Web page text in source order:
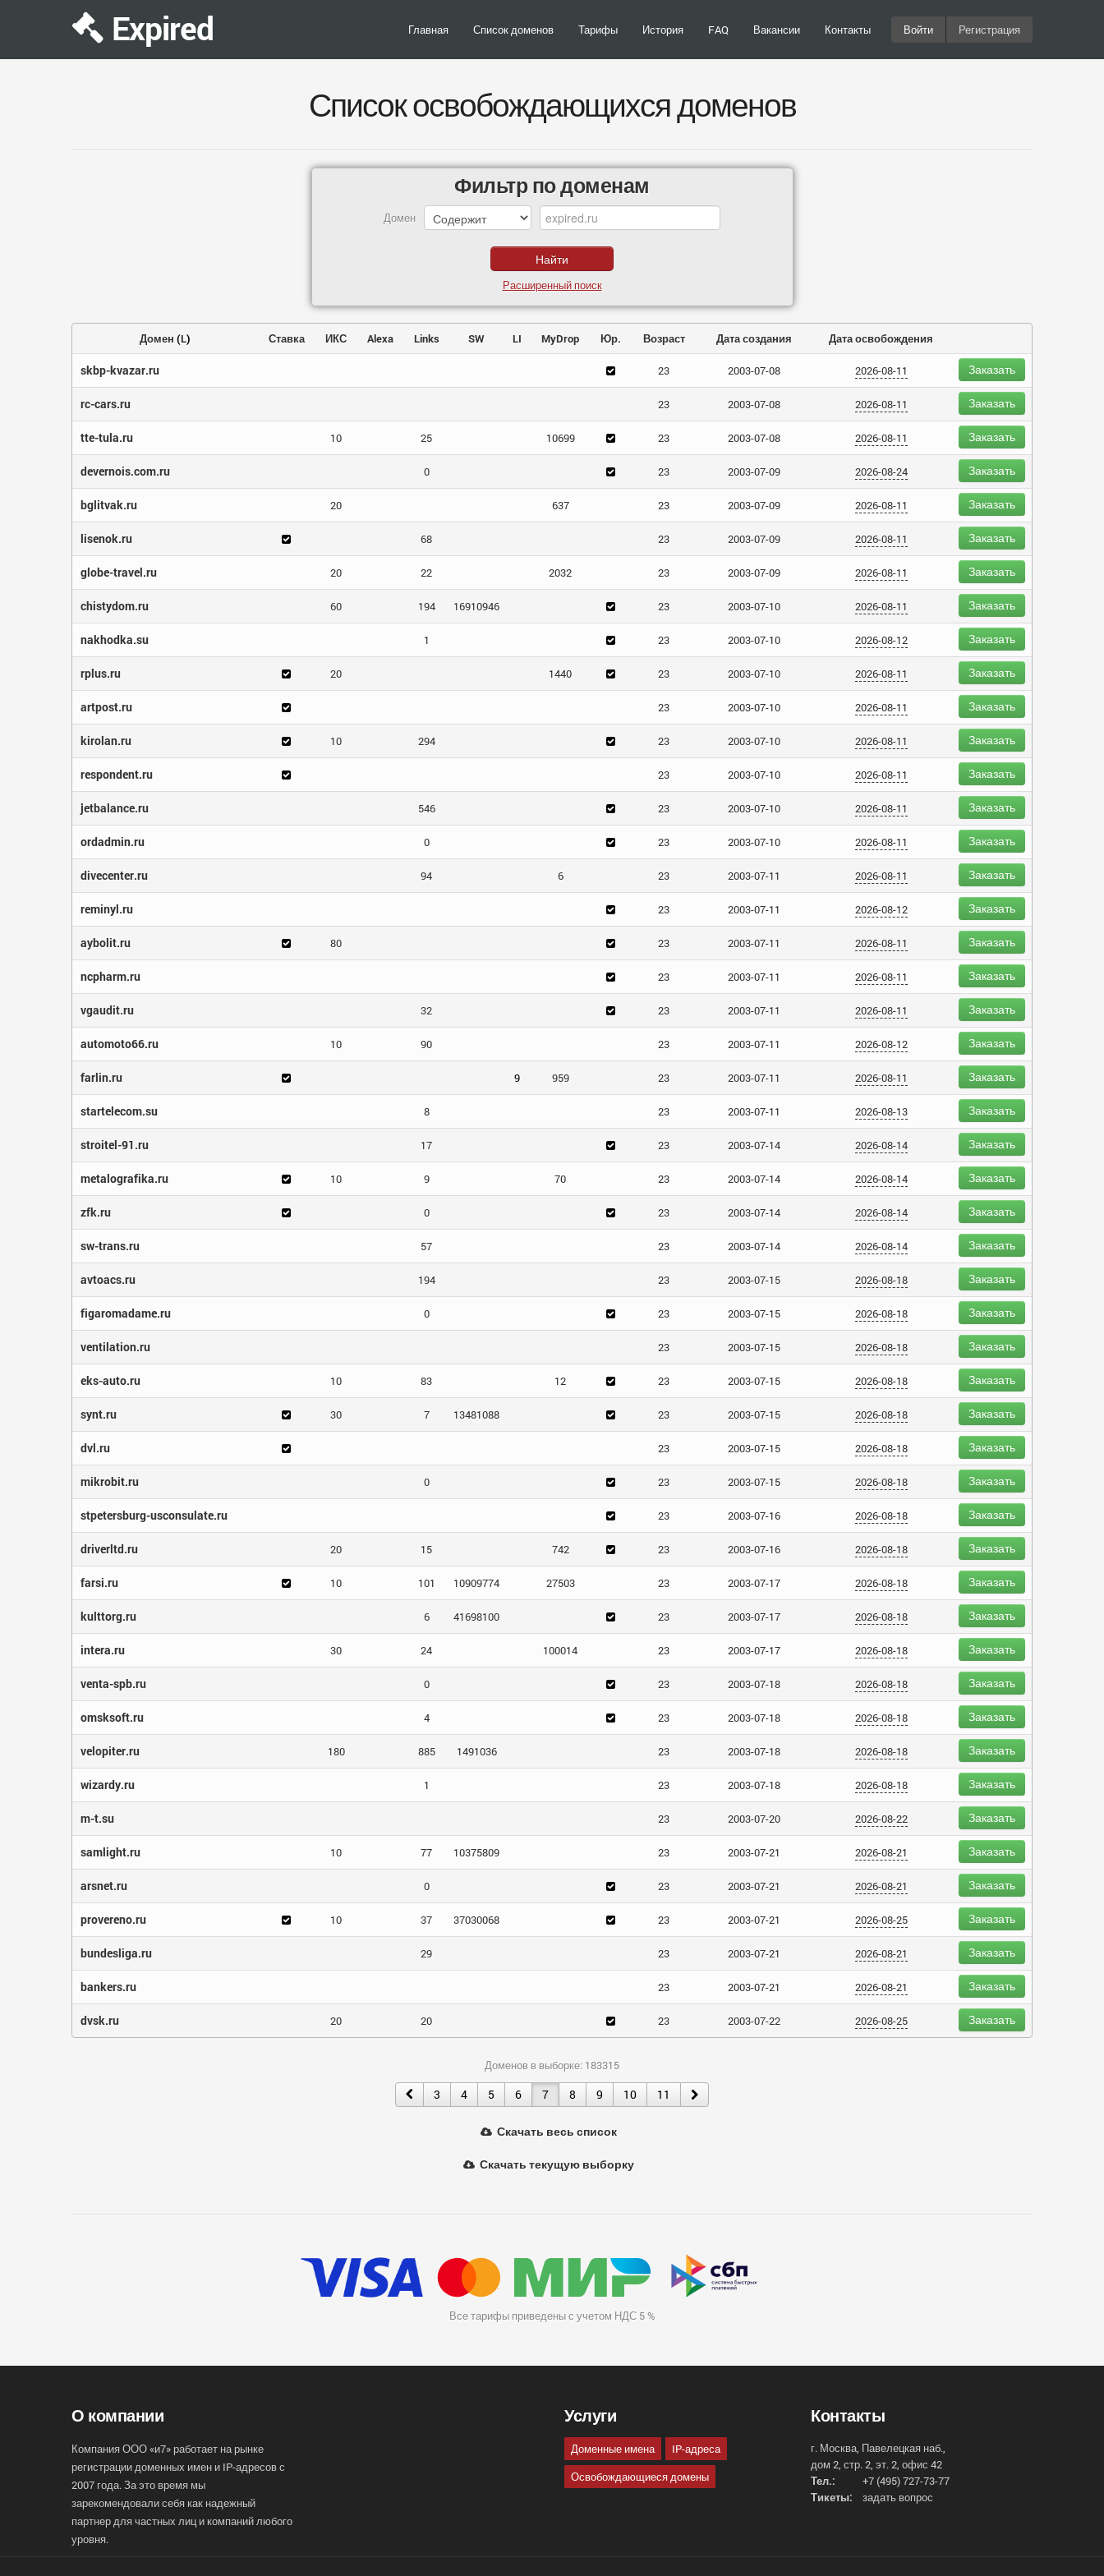
Expired Главная Список доменов Тарифы История FAQ Вакансии Контакты Войти Регистрация
Список освобождающихся доменов
Фильтр по доменам
Домен
Расширенный поиск
Домен (L) Ставка ИКС Alexa Links SW LI MyDrop Юр. Возраст Дата создания Дата освобождения
skbp-kvazar.ru 23 2003-07-08 2026-08-11 Заказать
rc-cars.ru 23 2003-07-08 2026-08-11 Заказать
tte-tula.ru 10 25 10699 23 2003-07-08 2026-08-11 Заказать
devernois.com.ru 0 23 2003-07-09 2026-08-24 Заказать
bglitvak.ru 20 637 23 2003-07-09 2026-08-11 Заказать
lisenok.ru 68 23 2003-07-09 2026-08-11 Заказать
globe-travel.ru 20 22 2032 23 2003-07-09 2026-08-11 Заказать
chistydom.ru 60 194 16910946 23 2003-07-10 2026-08-11 Заказать
nakhodka.su 1 23 2003-07-10 2026-08-12 Заказать
rplus.ru 20 1440 23 2003-07-10 2026-08-11 Заказать
artpost.ru 23 2003-07-10 2026-08-11 Заказать
kirolan.ru 10 294 23 2003-07-10 2026-08-11 Заказать
respondent.ru 23 2003-07-10 2026-08-11 Заказать
jetbalance.ru 546 23 2003-07-10 2026-08-11 Заказать
ordadmin.ru 0 23 2003-07-10 2026-08-11 Заказать
divecenter.ru 94 6 23 2003-07-11 2026-08-11 Заказать
reminyl.ru 23 2003-07-11 2026-08-12 Заказать
aybolit.ru 80 23 2003-07-11 2026-08-11 Заказать
ncpharm.ru 23 2003-07-11 2026-08-11 Заказать
vgaudit.ru 32 23 2003-07-11 2026-08-11 Заказать
automoto66.ru 10 90 23 2003-07-11 2026-08-12 Заказать
farlin.ru 9 959 23 2003-07-11 2026-08-11 Заказать
startelecom.su 8 23 2003-07-11 2026-08-13 Заказать
stroitel-91.ru 17 23 2003-07-14 2026-08-14 Заказать
metalografika.ru 10 9 70 23 2003-07-14 2026-08-14 Заказать
zfk.ru 0 23 2003-07-14 2026-08-14 Заказать
sw-trans.ru 57 23 2003-07-14 2026-08-14 Заказать
avtoacs.ru 194 23 2003-07-15 2026-08-18 Заказать
figaromadame.ru 0 23 2003-07-15 2026-08-18 Заказать
ventilation.ru 23 2003-07-15 2026-08-18 Заказать
eks-auto.ru 10 83 12 23 2003-07-15 2026-08-18 Заказать
synt.ru 30 7 13481088 23 2003-07-15 2026-08-18 Заказать
dvl.ru 23 2003-07-15 2026-08-18 Заказать
mikrobit.ru 0 23 2003-07-15 2026-08-18 Заказать
stpetersburg-usconsulate.ru 23 2003-07-16 2026-08-18 Заказать
driverltd.ru 20 15 742 23 2003-07-16 2026-08-18 Заказать
farsi.ru 10 101 10909774 27503 23 2003-07-17 2026-08-18 Заказать
kulttorg.ru 6 41698100 23 2003-07-17 2026-08-18 Заказать
intera.ru 30 24 100014 23 2003-07-17 2026-08-18 Заказать
venta-spb.ru 0 23 2003-07-18 2026-08-18 Заказать
omsksoft.ru 4 23 2003-07-18 2026-08-18 Заказать
velopiter.ru 180 885 1491036 23 2003-07-18 2026-08-18 Заказать
wizardy.ru 1 23 2003-07-18 2026-08-18 Заказать
m-t.su 23 2003-07-20 2026-08-22 Заказать
samlight.ru 10 77 10375809 23 2003-07-21 2026-08-21 Заказать
arsnet.ru 0 23 2003-07-21 2026-08-21 Заказать
provereno.ru 10 37 37030068 23 2003-07-21 2026-08-25 Заказать
bundesliga.ru 29 23 2003-07-21 2026-08-21 Заказать
bankers.ru 23 2003-07-21 2026-08-21 Заказать
dvsk.ru 20 20 23 2003-07-22 2026-08-25 Заказать
Доменов в выборке: 183315
3 4 5 6 7 8 9 10 11
Скачать весь список
Скачать текущую выборку
Все тарифы приведены с учетом НДС 5 %
О компании
Компания ООО «и7» работает на рынке
регистрации доменных имен и IP-адресов с
2007 года. За это время мы
зарекомендовали себя как надежный
партнер для частных лиц и компаний любого
уровня.
Услуги
Доменные имена
IP-адреса
Освобождающиеся домены
Контакты
г. Москва, Павелецкая наб.,
дом 2, стр. 2, эт. 2, офис 42
Тел.:
+7 (495) 727-73-77
Тикеты:
задать вопрос